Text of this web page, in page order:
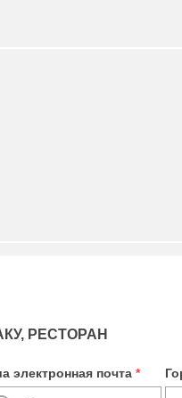
РЕСТОРАН
электронная почта *